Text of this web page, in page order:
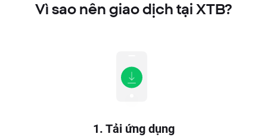
Vì sao nên giao dịch tại XTB?
1. Tải ứng dụng